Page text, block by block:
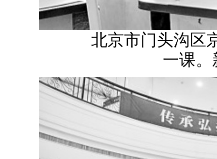
北京市门头沟区京师
一课。